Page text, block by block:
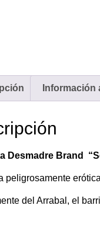
Información
Desmadre Brand
peligrosamente
del Arrabal, el